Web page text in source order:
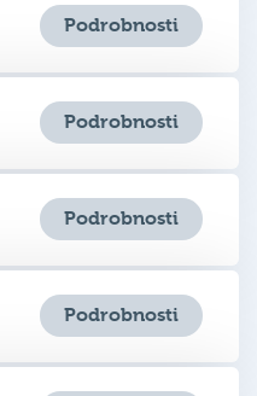
Podrobnosti
Podrobnosti
Podrobnosti
Podrobnosti